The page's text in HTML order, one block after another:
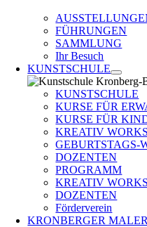
FÜHRUNGEN
SAMMLUNG
Ihr Besuch
KUNSTSCHULE
KUNSTSCHULE
KURSE FÜR
KURSE FÜR
KREATIV
GEBURTSTAGS-
DOZENTEN
PROGRAMM
KREATIV
DOZENTEN
Förderverein
KRONBERGER